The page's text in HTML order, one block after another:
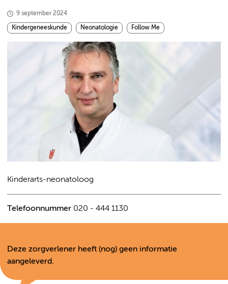
9 september 2024
Kindergeneeskunde Neonatologie Follow Me
Kinderarts-neonatoloog
Telefoonnummer 020 - 444 1130
Deze zorgverlener heeft (nog) geen informatie
aangeleverd.